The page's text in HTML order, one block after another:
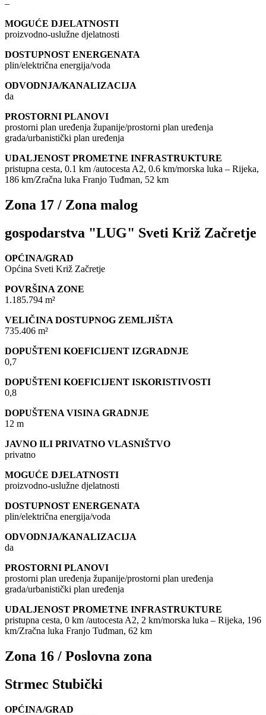
–
MOGUĆE DJELATNOSTI
proizvodno-uslužne djelatnosti
DOSTUPNOST ENERGENATA
plin/električna energija/voda
ODVODNJA/KANALIZACIJA
da
PROSTORNI PLANOVI
prostorni plan uređenja županije/prostorni plan uređenja
grada/urbanistički plan uređenja
UDALJENOST PROMETNE INFRASTRUKTURE
pristupna cesta, 0.1 km /autocesta A2, 0.6 km/morska luka – Rijeka,
186 km/Zračna luka Franjo Tuđman, 52 km
Zona 17 / Zona malog
gospodarstva "LUG" Sveti Križ Začretje
OPĆINA/GRAD
Općina Sveti Križ Začretje
POVRŠINA ZONE
1.185.794 m²
VELIČINA DOSTUPNOG ZEMLJIŠTA
735.406 m²
DOPUŠTENI KOEFICIJENT IZGRADNJE
0,7
DOPUŠTENI KOEFICIJENT ISKORISTIVOSTI
0,8
DOPUŠTENA VISINA GRADNJE
12 m
JAVNO ILI PRIVATNO VLASNIŠTVO
privatno
MOGUĆE DJELATNOSTI
proizvodno-uslužne djelatnosti
DOSTUPNOST ENERGENATA
plin/električna energija/voda
ODVODNJA/KANALIZACIJA
da
PROSTORNI PLANOVI
prostorni plan uređenja županije/prostorni plan uređenja
grada/urbanistički plan uređenja
UDALJENOST PROMETNE INFRASTRUKTURE
pristupna cesta, 0 km /autocesta A2, 2 km/morska luka – Rijeka, 196
km/Zračna luka Franjo Tuđman, 62 km
Zona 16 / Poslovna zona
Strmec Stubički
OPĆINA/GRAD